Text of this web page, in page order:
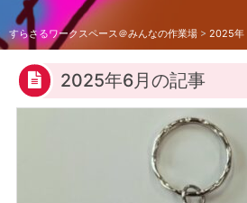
すらさるワークスペース＠みんなの作業場 > 2025年
2025年6月の記事